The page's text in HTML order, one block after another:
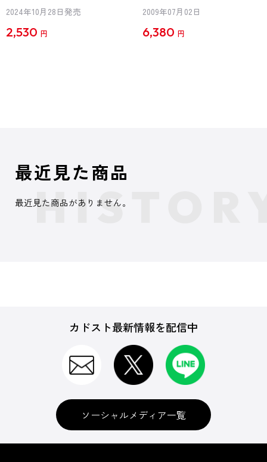
2024年10月28日発売
2,530 円
2009年07月02日
6,380 円
最近見た商品
最近見た商品がありません。
カドスト最新情報を配信中
ソーシャルメディア一覧